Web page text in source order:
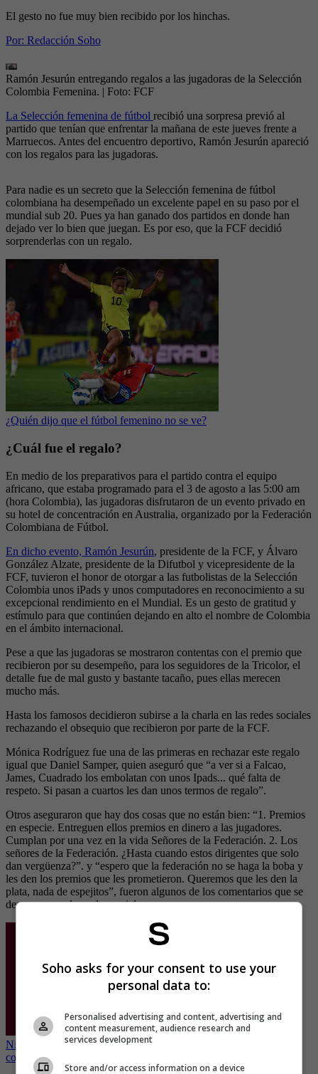
El gesto no fue muy bien recibido por los hinchas.
Por: Redacción Soho
Ramón Jesurún entregando regalos a las jugadoras de la Selección
Colombia Femenina. | Foto: FCF
La Selección femenina de fútbol recibió una sorpresa previó al
partido que tenían que enfrentar la mañana de este jueves frente a
Marruecos. Antes del encuentro deportivo, Ramón Jesurún apareció
con los regalos para las jugadoras.
Para nadie es un secreto que la Selección femenina de fútbol
colombiana ha desempeñado un excelente papel en su paso por el
mundial sub 20. Pues ya han ganado dos partidos en donde han
dejado ver lo bien que juegan. Es por eso, que la FCF decidió
sorprenderlas con un regalo.
¿Quién dijo que el fútbol femenino no se ve?
¿Cuál fue el regalo?
En medio de los preparativos para el partido contra el equipo
africano, que estaba programado para el 3 de agosto a las 5:00 am
(hora Colombia), las jugadoras disfrutaron de un evento privado en
su hotel de concentración en Australia, organizado por la Federación
Colombiana de Fútbol.
En dicho evento, Ramón Jesurún, presidente de la FCF, y Álvaro
González Alzate, presidente de la Difutbol y vicepresidente de la
FCF, tuvieron el honor de otorgar a las futbolistas de la Selección
Colombia unos iPads y unos computadores en reconocimiento a su
excepcional rendimiento en el Mundial. Es un gesto de gratitud y
estímulo para que continúen dejando en alto el nombre de Colombia
en el ámbito internacional.
Pese a que las jugadoras se mostraron contentas con el premio que
recibieron por su desempeño, para los seguidores de la Tricolor, el
detalle fue de mal gusto y bastante tacaño, pues ellas merecen
mucho más.
Hasta los famosos decidieron subirse a la charla en las redes sociales
rechazando el obsequio que recibieron por parte de la FCF.
Mónica Rodríguez fue una de las primeras en rechazar este regalo
igual que Daniel Samper, quien aseguró que “a ver si a Falcao,
James, Cuadrado los embolatan con unos Ipads... qué falta de
respeto. Si pasan a cuartos les dan unos termos de regalo”.
Otros aseguraron que hay dos cosas que no están bien: “1. Premios
en especie. Entreguen ellos premios en dinero a las jugadores.
Cumplan por una vez en la vida Señores de la Federación. 2. Los
señores de la Federación. ¿Hasta cuando estos dirigentes que solo
dan vergüenza?”. y “espero que la federación no se haga la boba y
les den los premios que les prometieron. Queremos que les den la
plata, nada de espejitos”, fueron algunos de los comentarios que se
destacaron en las redes sociales.
Niño hace su propio álbum del mundial, sus padres no tienen para
comprárselo
Soho asks for your consent to use your
personal data to:
Personalised advertising and content, advertising and
content measurement, audience research and
services development
Store and/or access information on a device